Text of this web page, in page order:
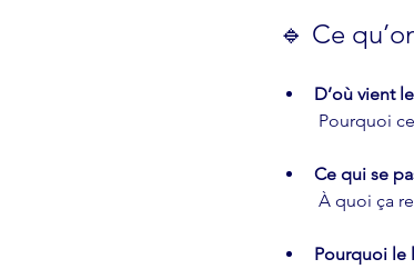
🔹 Ce
D’où vient
Pourquoi
Ce qui se
À quoi ça
Pourquoi le